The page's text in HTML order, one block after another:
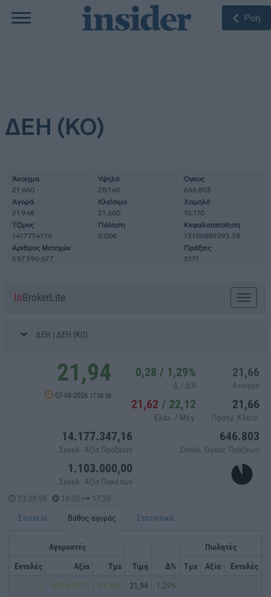
Ροή
ΔΕΗ (ΚΟ)
Άνοιγμα
21,660
Υψηλό
28,140
Όγκος
646.803
Αγορά
21,94€
Κλείσιμο
21,660
Χαμηλό
15,170
Τζίρος
14177347.16
Πώληση
0,00€
Κεφαλαιοποίηση
13106883093.38
Αριθμος Μετοχών
597.396.677
Πράξεις
3171